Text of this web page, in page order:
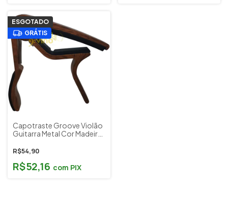
ESGOTADO
GRÁTIS
Capotraste Groove Violão
Guitarra Metal Cor Madeira
R$54,90
R$52,16 com PIX